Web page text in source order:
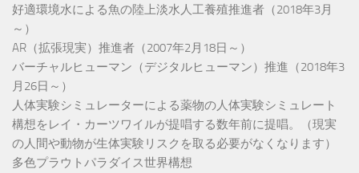
好適環境水による魚の陸上淡水人工養殖推進者（2018年3月
～）
AR（拡張現実）推進者（2007年2月18日～）
バーチャルヒューマン（デジタルヒューマン）推進（2018年3
月26日～）
人体実験シミュレーターによる薬物の人体実験シミュレート
構想をレイ・カーツワイルが提唱する数年前に提唱。（現実
の人間や動物が生体実験リスクを取る必要がなくなります）
多色プラウトパラダイス世界構想